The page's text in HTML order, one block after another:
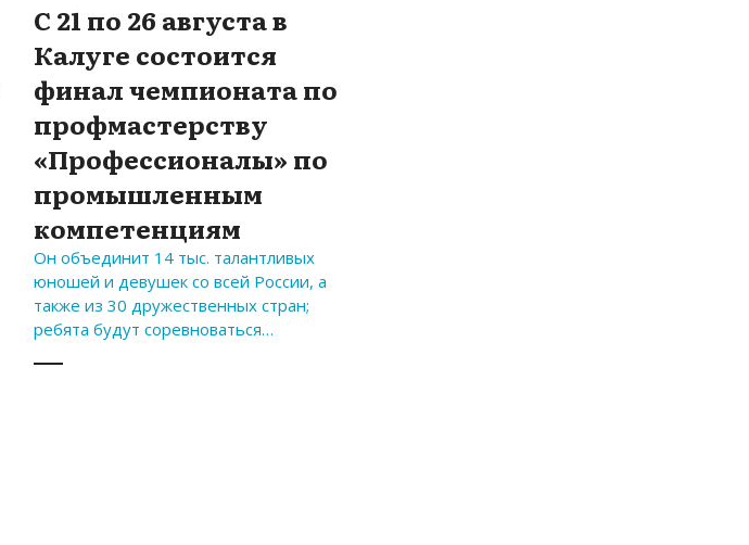
С 21 по 26 августа в
Калуге состоится
финал чемпионата по
профмастерству
«Профессионалы» по
промышленным
компетенциям
Он объединит 14 тыс. талантливых
юношей и девушек со всей России, а
также из 30 дружественных стран;
ребята будут соревноваться…